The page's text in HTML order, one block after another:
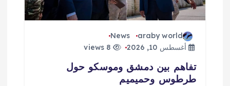
araby world
News
أغسطس 10, 2026
تفاهم بين دمشق وموسكو حول
طرطوس وحميميم